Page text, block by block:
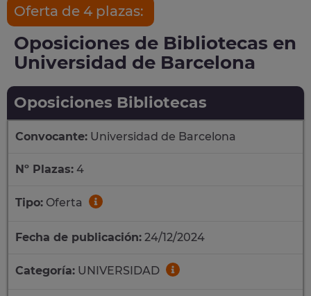
Oferta de 4 plazas:
Oposiciones de Bibliotecas en
Universidad de Barcelona
Oposiciones Bibliotecas
Convocante: Universidad de Barcelona
Nº Plazas: 4
Tipo: Oferta
Fecha de publicación: 24/12/2024
Categoría: UNIVERSIDAD